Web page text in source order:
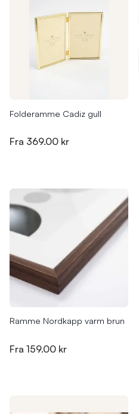
Folderamme Cadiz gull
Fra 369.00 kr
Ramme Nordkapp varm brun
Fra 159.00 kr